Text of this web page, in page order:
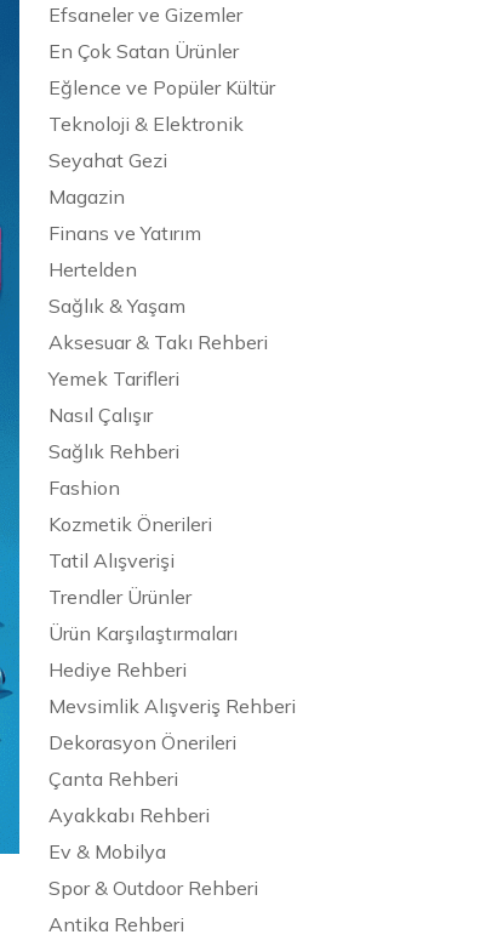
Efsaneler ve Gizemler
En Çok Satan Ürünler
Eğlence ve Popüler Kültür
Teknoloji & Elektronik
Seyahat Gezi
Magazin
Finans ve Yatırım
Hertelden
Sağlık & Yaşam
Aksesuar & Takı Rehberi
Yemek Tarifleri
Nasıl Çalışır
Sağlık Rehberi
Fashion
Kozmetik Önerileri
Tatil Alışverişi
Trendler Ürünler
Ürün Karşılaştırmaları
Hediye Rehberi
Mevsimlik Alışveriş Rehberi
Dekorasyon Önerileri
Çanta Rehberi
Ayakkabı Rehberi
Ev & Mobilya
Spor & Outdoor Rehberi
Antika Rehberi